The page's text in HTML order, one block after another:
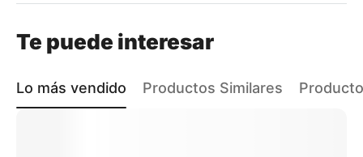
Te puede interesar
Lo más vendido Productos Similares